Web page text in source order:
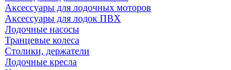
Аксессуары для лодочных моторов
Аксессуары для лодок ПВХ
Лодочные насосы
Транцевые колеса
Столики, держатели
Лодочные кресла